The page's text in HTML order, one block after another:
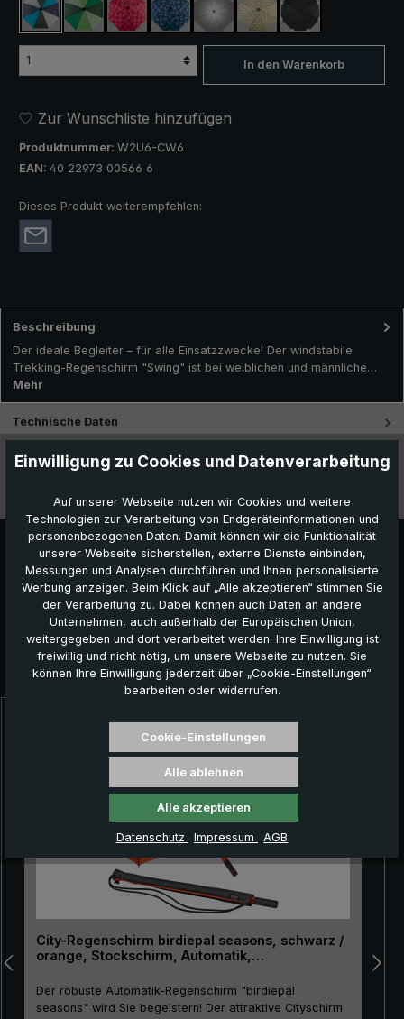
blau / grün / grau
hellgrün / dunkelgrünrosa / rot kariert
blau / grün kariert
silber, UV-Schutz 50+
camouflageschwarz, mit
In den Warenkorb
Zur Wunschliste hinzufügen
Produktnummer: W2U6-CW6
EAN: 40 22973 00566 6
Dieses Produkt weiterempfehlen:
Beschreibung
Der ideale Begleiter – für alle Einsatzzwecke! Der windstabile
Trekking-Regenschirm "Swing" ist bei weiblichen und männliche…
Mehr
Technische Daten
Besonderheiten
Das könnte Ihnen auch gefallen:
City-Regenschirm birdiepal seasons, schwarz /
orange, Stockschirm, Automatik,
Der robuste Automatik-Regenschirm "birdiepal
seasons" wird Sie begeistern! Der attraktive Cityschirm
Einwilligung zu Cookies und Datenverarbeitung
Auf unserer Webseite nutzen wir Cookies und weitere
Technologien zur Verarbeitung von Endgeräteinformationen und
personenbezogenen Daten. Damit können wir die Funktionalität
unserer Webseite sicherstellen, externe Dienste einbinden,
Messungen und Analysen durchführen und Ihnen personalisierte
Werbung anzeigen. Beim Klick auf „Alle akzeptieren“ stimmen Sie
der Verarbeitung zu. Dabei können auch Daten an andere
Unternehmen, auch außerhalb der Europäischen Union,
weitergegeben und dort verarbeitet werden. Ihre Einwilligung ist
freiwillig und nicht nötig, um unsere Webseite zu nutzen. Sie
können Ihre Einwilligung jederzeit über „Cookie-Einstellungen“
bearbeiten oder widerrufen.
Cookie-Einstellungen
Alle ablehnen
Alle akzeptieren
Datenschutz Impressum AGB